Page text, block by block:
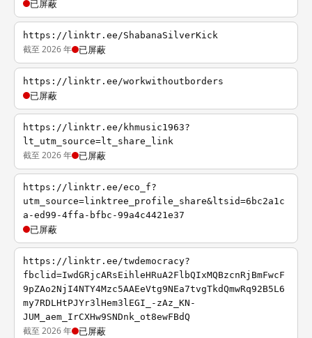
已屏蔽
https://linktr.ee/ShabanaSilverKick
截至 2026 年 已屏蔽
https://linktr.ee/workwithoutborders
已屏蔽
https://linktr.ee/khmusic1963?
lt_utm_source=lt_share_link
截至 2026 年 已屏蔽
https://linktr.ee/eco_f?
utm_source=linktree_profile_share&ltsid=6bc2a1c
a-ed99-4ffa-bfbc-99a4c4421e37
已屏蔽
https://linktr.ee/twdemocracy?
fbclid=IwdGRjcARsEihleHRuA2FlbQIxMQBzcnRjBmFwcF
9pZAo2NjI4NTY4Mzc5AAEeVtg9NEa7tvgTkdQmwRq92B5L6
my7RDLHtPJYr3lHem3lEGI_-zAz_KN-
JUM_aem_IrCXHw9SNDnk_ot8ewFBdQ
截至 2026 年 已屏蔽